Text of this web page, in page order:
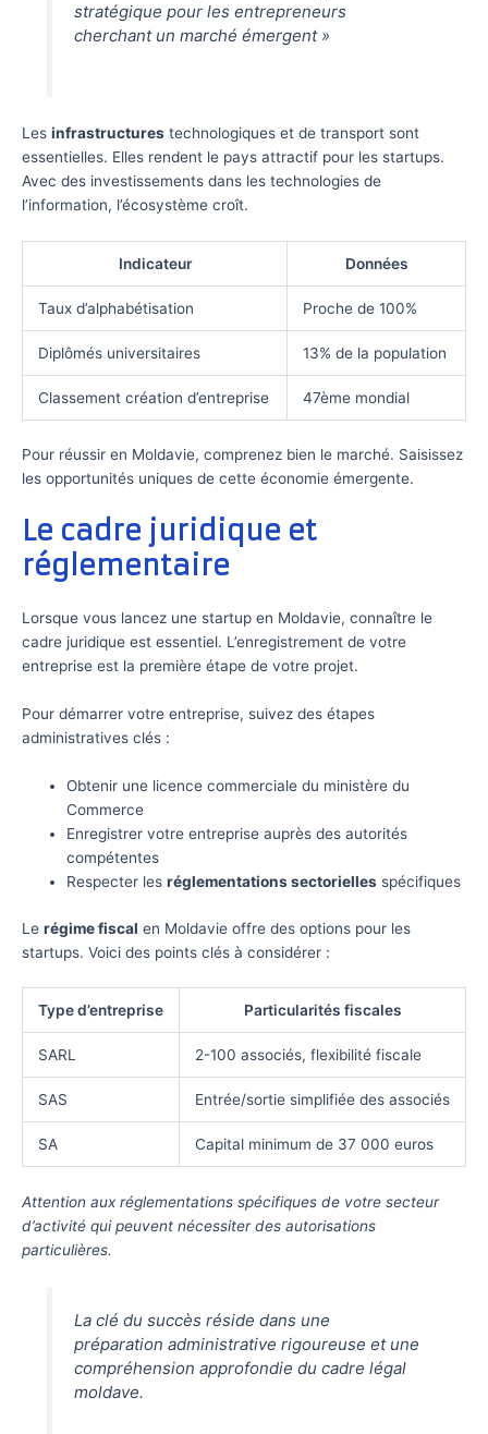
stratégique pour les entrepreneurs
cherchant un marché émergent »
Les infrastructures technologiques et de transport sont
essentielles. Elles rendent le pays attractif pour les startups.
Avec des investissements dans les technologies de
l’information, l’écosystème croît.
Indicateur Données
Taux d’alphabétisation Proche de 100%
Diplômés universitaires 13% de la population
Classement création d’entreprise 47ème mondial
Pour réussir en Moldavie, comprenez bien le marché. Saisissez
les opportunités uniques de cette économie émergente.
Le cadre juridique et
réglementaire
Lorsque vous lancez une startup en Moldavie, connaître le
cadre juridique est essentiel. L’enregistrement de votre
entreprise est la première étape de votre projet.
Pour démarrer votre entreprise, suivez des étapes
administratives clés :
Obtenir une licence commerciale du ministère du
Commerce
Enregistrer votre entreprise auprès des autorités
compétentes
Respecter lesréglementations sectorielles spécifiques
Le régime fiscal en Moldavie offre des options pour les
startups. Voici des points clés à considérer :
Type d’entreprise Particularités fiscales
SARL 2-100 associés, flexibilité fiscale
SAS Entrée/sortie simplifiée des associés
SA Capital minimum de 37 000 euros
Attention aux réglementations spécifiques de votre secteur
d’activité qui peuvent nécessiter des autorisations
particulières.
La clé du succès réside dans une
préparation administrative rigoureuse et une
compréhension approfondie du cadre légal
moldave.